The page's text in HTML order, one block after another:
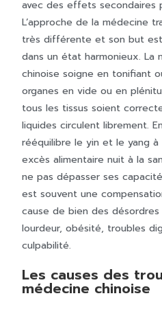
avec des effets secondaires
L’approche de la médecine
très différente et son but
dans un état harmonieux. La
chinoise soigne en tonifiant
organes en vide ou en
tous les tissus soient
liquides circulent librement.
rééquilibre le yin et le yang
excès alimentaire nuit à la
ne pas dépasser ses
est souvent une
cause de bien des
lourdeur, obésité, troubles
culpabilité.
Les causes des
médecine chinoise